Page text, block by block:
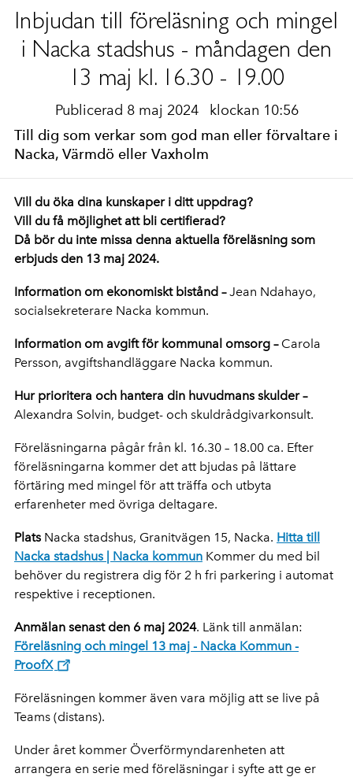
Inbjudan till föreläsning och mingel
i Nacka stadshus - måndagen den
13 maj kl. 16.30 - 19.00
Publicerad 8 maj 2024 klockan 10:56
Till dig som verkar som god man eller förvaltare i
Nacka, Värmdö eller Vaxholm
Vill du öka dina kunskaper i ditt uppdrag?
Vill du få möjlighet att bli certifierad?
Då bör du inte missa denna aktuella föreläsning som
erbjuds den 13 maj 2024.
Information om ekonomiskt bistånd –Jean Ndahayo,
socialsekreterare Nacka kommun.
Information om avgift för kommunal omsorg – Carola
Persson, avgiftshandläggare Nacka kommun.
Hur prioritera och hantera din huvudmans skulder–
Alexandra Solvin, budget- och skuldrådgivarkonsult.
Föreläsningarna pågår från kl. 16.30 – 18.00 ca. Efter
föreläsningarna kommer det att bjudas på lättare
förtäring med mingel för att träffa och utbyta
erfarenheter med övriga deltagare.
Plats Nacka stadshus, Granitvägen 15, Nacka. Hitta till
Nacka stadshus | Nacka kommun Kommer du med bil
behöver du registrera dig för 2 h fri parkering i automat
respektive i receptionen.
Anmälan senast den 6 maj 2024. Länk till anmälan:
Föreläsning och mingel 13 maj - Nacka Kommun -
ProofX
Föreläsningen kommer även vara möjlig att se live på
Teams (distans).
Under året kommer Överförmyndarenheten att
arrangera en serie med föreläsningar i syfte att ge er